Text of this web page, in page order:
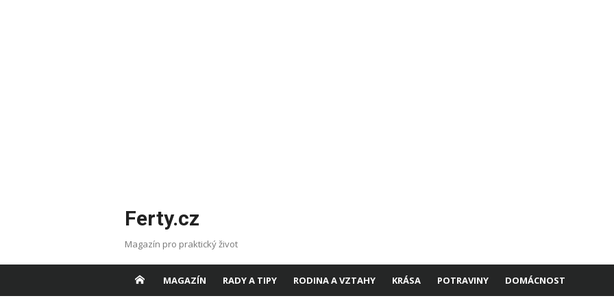
Ferty.cz
Magazín pro praktický život
MAGAZÍN RADY A TIPY RODINA A VZTAHY KRÁSA POTRAVINY DOMÁCNOST